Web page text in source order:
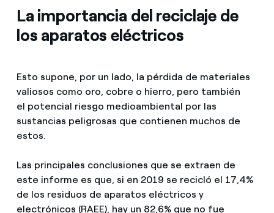
La importancia del reciclaje de
los aparatos eléctricos
Esto supone, por un lado, la pérdida de materiales
valiosos como oro, cobre o hierro, pero también
el potencial riesgo medioambiental por las
sustancias peligrosas que contienen muchos de
estos.
Las principales conclusiones que se extraen de
este informe es que, si en 2019 se recicló el 17,4%
de los residuos de aparatos eléctricos y
electrónicos (RAEE), hay un 82,6% que no fue